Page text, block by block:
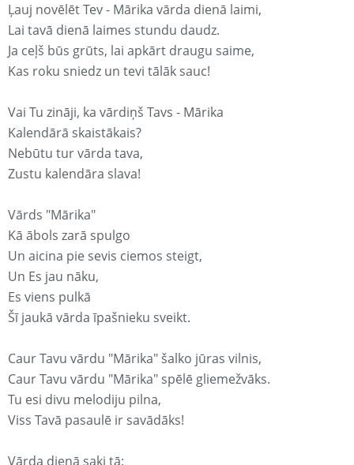
Ļauj novēlēt Tev - Mārika vārda dienā laimi,
Lai tavā dienā laimes stundu daudz.
Ja ceļš būs grūts, lai apkārt draugu saime,
Kas roku sniedz un tevi tālāk sauc!
Vai Tu zināji, ka vārdiņš Tavs - Mārika
Kalendārā skaistākais?
Nebūtu tur vārda tava,
Zustu kalendāra slava!
Vārds "Mārika"
Kā ābols zarā spulgo
Un aicina pie sevis ciemos steigt,
Un Es jau nāku,
Es viens pulkā
Šī jaukā vārda īpašnieku sveikt.
Caur Tavu vārdu "Mārika" šalko jūras vilnis,
Caur Tavu vārdu "Mārika" spēlē gliemežvāks.
Tu esi divu melodiju pilna,
Viss Tavā pasaulē ir savādāks!
Vārda dienā saki tā: